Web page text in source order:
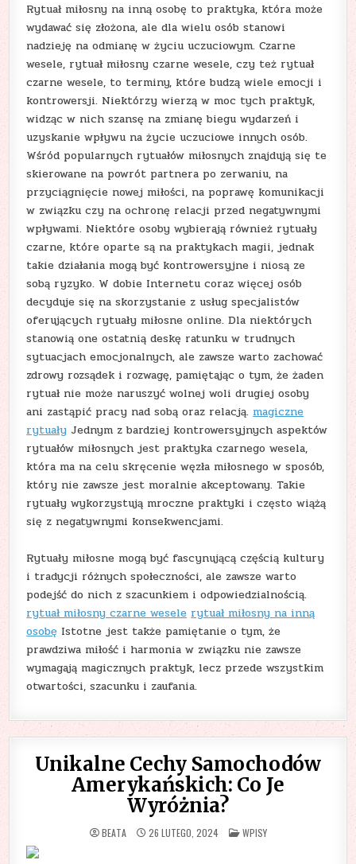
Rytuał miłosny na inną osobę to praktyka, która może
wydawać się złożona, ale dla wielu osób stanowi
nadzieję na odmianę w życiu uczuciowym. Czarne
wesele, rytuał miłosny czarne wesele, czy też rytuał
czarne wesele, to terminy, które budzą wiele emocji i
kontrowersji. Niektórzy wierzą w moc tych praktyk,
widząc w nich szansę na zmianę biegu wydarzeń i
uzyskanie wpływu na życie uczuciowe innych osób.
Wśród popularnych rytuałów miłosnych znajdują się te
skierowane na powrót partnera po zerwaniu, na
przyciągnięcie nowej miłości, na poprawę komunikacji
w związku czy na ochronę relacji przed negatywnymi
wpływami. Niektóre osoby wybierają również rytuały
czarne, które oparte są na praktykach magii, jednak
takie działania mogą być kontrowersyjne i niosą ze
sobą ryzyko. W dobie Internetu coraz więcej osób
decyduje się na skorzystanie z usług specjalistów
oferujących rytuały miłosne online. Dla niektórych
stanowią one ostatnią deskę ratunku w trudnych
sytuacjach emocjonalnych, ale zawsze warto zachować
zdrowy rozsądek i rozwagę, pamiętając o tym, że żaden
rytuał nie może naruszyć wolnej woli drugiej osoby
ani zastąpić pracy nad sobą oraz relacją. magiczne
rytuały Jednym z bardziej kontrowersyjnych aspektów
rytuałów miłosnych jest praktyka czarnego wesela,
która ma na celu skręcenie węzła miłosnego w sposób,
który nie zawsze jest moralnie akceptowany. Takie
rytuały wykorzystują mroczne praktyki i często wiążą
się z negatywnymi konsekwencjami.
Rytuały miłosne mogą być fascynującą częścią kultury
i tradycji różnych społeczności, ale zawsze warto
podejść do nich z szacunkiem i odpowiedzialnością.
rytuał miłosny czarne wesele rytuał miłosny na inną
osobę Istotne jest także pamiętanie o tym, że
prawdziwa miłość i harmonia w związku nie zawsze
wymagają magicznych praktyk, lecz przede wszystkim
otwartości, szacunku i zaufania.
Unikalne Cechy Samochodów
Amerykańskich: Co Je
Wyróżnia?
BEATA 26 LUTEGO, 2024 POSTED
IN
WPISY